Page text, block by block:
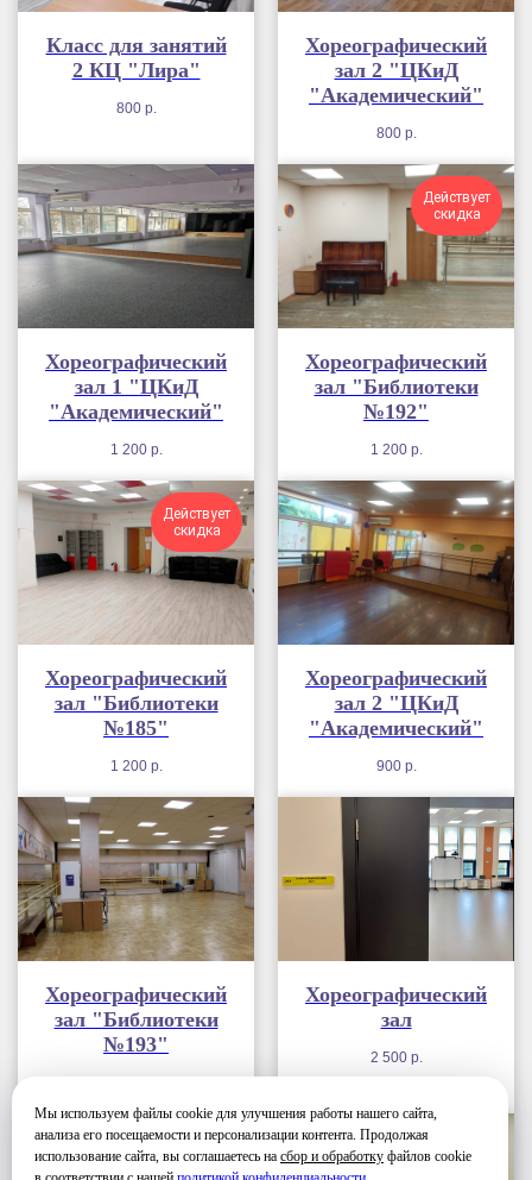
Мы используем файлы cookie для улучшения работы нашего сайта,
анализа его посещаемости и персонализации контента. Продолжая
использование сайта, вы соглашаетесь на сбор и обработку файлов cookie
Класс для занятий
2 КЦ "Лира"
800 р.
Хореографический
зал 2 "ЦКиД
"Академический"
800 р.
Хореографический
зал 1 "ЦКиД
"Академический"
1 200 р.
Действует
скидка
Хореографический
зал "Библиотеки
№192"
1 200 р.
Действует
скидка
Хореографический
зал "Библиотеки
№185"
1 200 р.
Хореографический
зал 2 "ЦКиД
"Академический"
900 р.
Хореографический
зал "Библиотеки
№193"
Хореографический
зал
2 500 р.